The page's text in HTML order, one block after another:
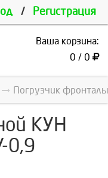
/ Регистрация
Ваша корзина:
0 / 0
Погрузчик
КУН
0,9